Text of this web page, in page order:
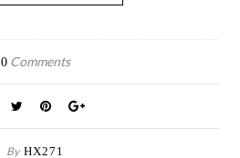
0Comments
By HX271